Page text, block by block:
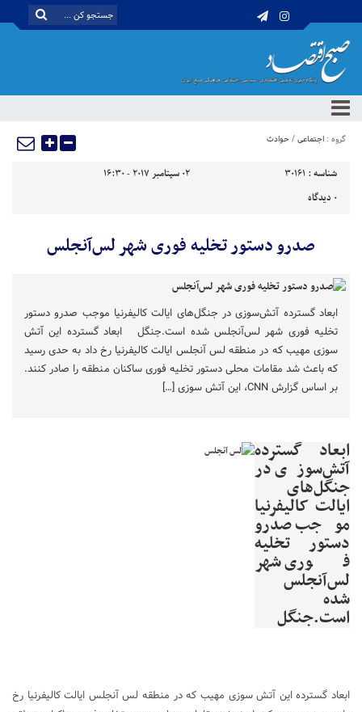
گروه : اجتماعی/حوادث
شناسه : 30161
02 سپتامبر 2017 - 16:30
0 دیدگاه
صدرو دستور تخلیه فوری شهر لس‌آنجلس
ابعاد گسترده آتش‌سوزی در جنگل‌های ایالت کالیفرنیا موجب صدرو دستور
تخلیه فوری شهر لس‌آنجلس شده است.جنگل ابعاد گسترده این آتش
سوزی مهیب که در منطقه لس آنجلس ایالت کالیفرنیا رخ داد به حدی رسید
که باعث شد مقامات محلی دستور تخلیه فوری ساکنان منطقه را صادر کنند.
بر اساس گزارش CNN، این آتش سوزی […]
ابعاد گسترده
آتش‌سوزی در
جنگل‌های
ایالت کالیفرنیا
موجب صدرو
دستور تخلیه
فوری شهر
لس‌آنجلس
شده
است.جنگل
ابعاد گسترده این آتش سوزی مهیب که در منطقه لس آنجلس ایالت کالیفرنیا رخ